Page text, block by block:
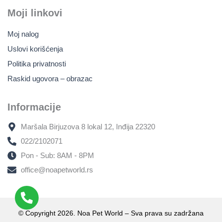
Moji linkovi
Moj nalog
Uslovi korišćenja
Politika privatnosti
Raskid ugovora – obrazac
Informacije
Maršala Birjuzova 8 lokal 12, Inđija 22320
022/2102071
Pon - Sub: 8AM - 8PM
office@noapetworld.rs
© Copyright 2026. Noa Pet World – Sva prava su zadržana